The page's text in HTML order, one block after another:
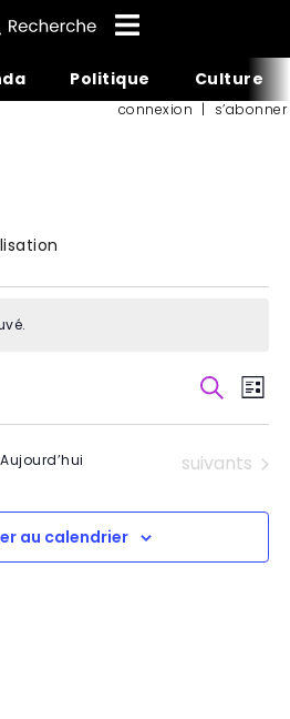
Politique Culture
connexion | s’abonner
et
de
vues
de
Liste
Aujourd’hui Évènements
suivants
au calendrier